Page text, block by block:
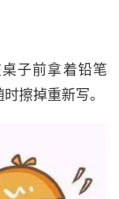
子前拿着铅笔
擦掉重新写。